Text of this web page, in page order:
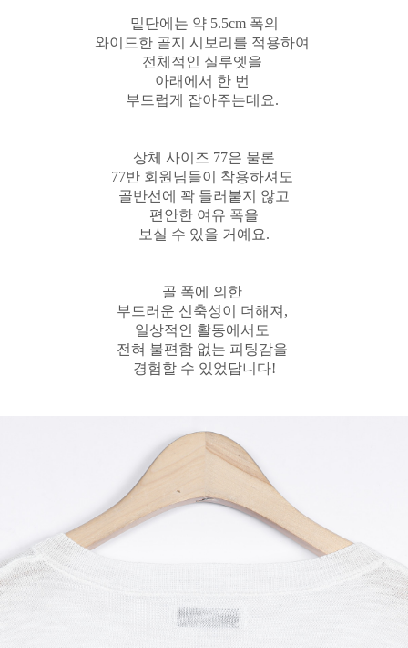
밑단에는 약 5.5cm 폭의
와이드한 골지 시보리를 적용하여
전체적인 실루엣을
아래에서 한 번
부드럽게 잡아주는데요.
상체 사이즈 77은 물론
77반 회원님들이
착용하셔도
골반선에 꽉 들러붙지 않고
편안한 여유 폭을
보실 수 있을 거예요.
골 폭에 의한
부드러운 신축성이 더해져,
일상적인 활동에서도
전혀 불편함 없는 피팅감을
경험할 수 있었답니다!